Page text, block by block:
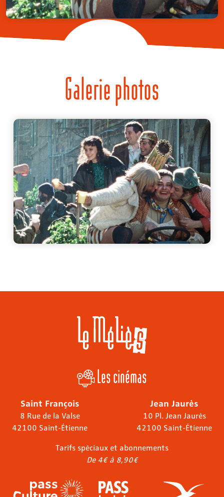
Galerie photos
Les cinémas
Saint François
8 Rue de la Valse
42100 Saint-Étienne
Jean Jaurès
10 Pl. Jean Jaurès
42100 Saint-Étienne
Tarifs spéciaux et abonnements
De 4€ à 8,90€